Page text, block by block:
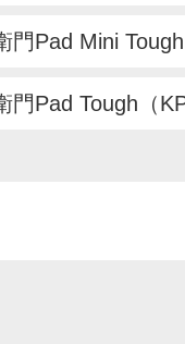
門Pad Mini Tough
門Pad Tough（